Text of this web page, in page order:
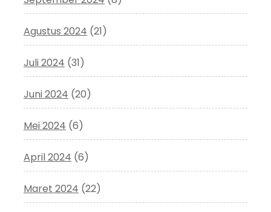
Agustus 2024 (21)
Juli 2024 (31)
Juni 2024 (20)
Mei 2024 (6)
April 2024 (6)
Maret 2024 (22)